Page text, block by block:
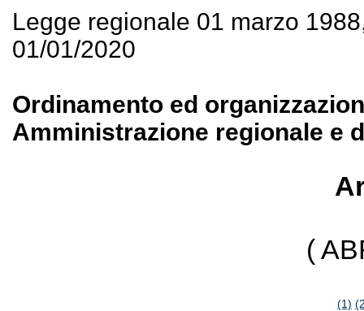
Legge regionale 01 marzo
01/01/2020
Ordinamento ed
Amministrazione regionale e
(
(1)